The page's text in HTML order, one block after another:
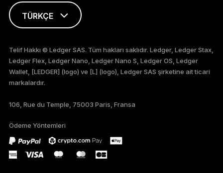
TÜRKÇE
FRANÇAIS
DEUTSCH
PORTUGUÊS
ภาษาไทย
Telif Hakkı © Ledger SAS. Tüm hakları saklıdır. Ledger, Ledger Stax,
Ledger Flex, Ledger Nano, Ledger Nano S, Ledger OS, Ledger
Wallet, [LEDGER] (logo) ve [L] (logo), Ledger SAS şirketine ait ticari
markalardır.
106, Rue du Temple, 75003 Paris, Fransa
Ödeme Yöntemleri